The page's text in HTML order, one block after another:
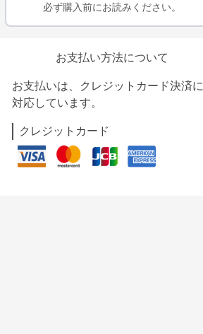
必ず購入前にお読みください。
お支払い方法について
お支払いは、クレジットカード決済に
対応しています。
クレジットカード